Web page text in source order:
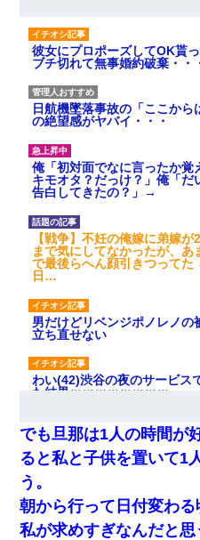
彼女にプロポーズしてOK貰
ブチ切れて無事婚約破棄・・
日航機墜落事故の「ここから
の絶望感がヤバイ・・・
俺「初対面でなに言ったか覚
キモオタ？だっけ？」俺「
告白してきたの？」→
【戦争】不妊の俺嫁に弟嫁
まで気にしてなかったが、
で最後らへん顔引きつって
日…
男だけどリベンジポノレノ
立ち直せない
わい(42)渋谷の夜のサービス
た結果ｗｗｗｗｗｗｗｗ
妻が亡くなったんだけど正直
200万を貸したコウトから、
「無理。義弟より娘たちが大
ら別れよう」私（は？）
でも旦那は1人の時間が
ると私と子供を置いて1
う。
朝から行って日付変わる
私が求めすぎなんだと